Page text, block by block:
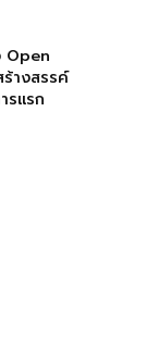
Open
างสรรค์
รแรก